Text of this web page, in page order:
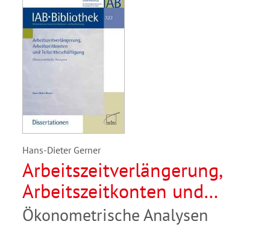
Hans-Dieter Gerner
Arbeitszeitverlängerung,
Arbeitszeitkonten und
Teilzeitbeschäftigung
Ökonometrische Analysen